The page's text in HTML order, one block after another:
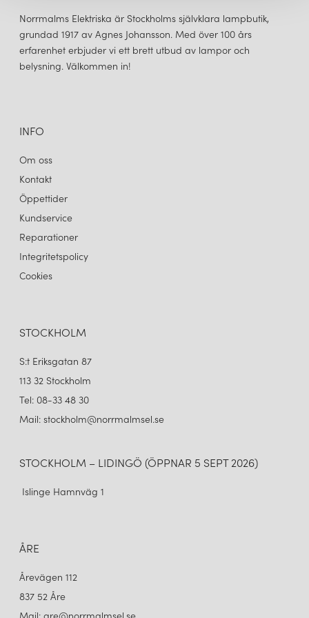
Norrmalms Elektriska är Stockholms självklara lampbutik,
grundad 1917 av Agnes Johansson. Med över 100 års
erfarenhet erbjuder vi ett brett utbud av lampor och
belysning. Välkommen in!
INFO
Om oss
Kontakt
Öppettider
Kundservice
Reparationer
Integritetspolicy
Cookies
STOCKHOLM
S:t Eriksgatan 87
113 32 Stockholm
Tel: 08-33 48 30
Mail: stockholm@norrmalmsel.se
STOCKHOLM – LIDINGÖ (ÖPPNAR 5 SEPT 2026)
Islinge Hamnväg 1
ÅRE
Årevägen 112
837 52 Åre
Mail: are@norrmalmsel.se